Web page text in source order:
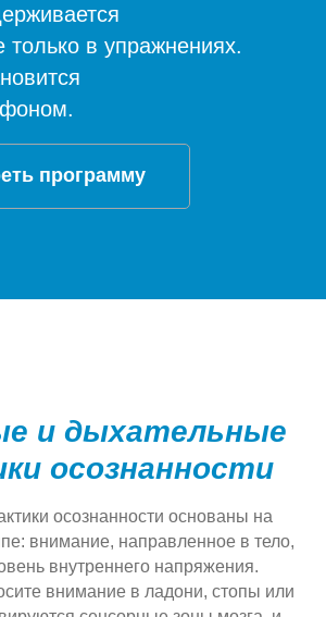
только в упражнениях.
программу
и дыхательные
осознанности
осознанности основаны на
внимание, направленное в тело,
внутреннего напряжения.
внимание в ладони, стопы или